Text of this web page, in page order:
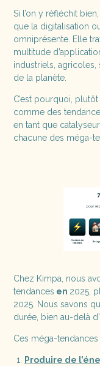
Si l’on y réfléchit
que la digitalisation
omniprésente. Elle
multitude
industriels,
de la planète.
C’est pourquoi,
comme des
en tant que
chacune des méga-
Chez Kimpa, nous
tendances en 2025,
2025. Nous savons
durée, bien au-delà
Ces méga-tendances
Produire de